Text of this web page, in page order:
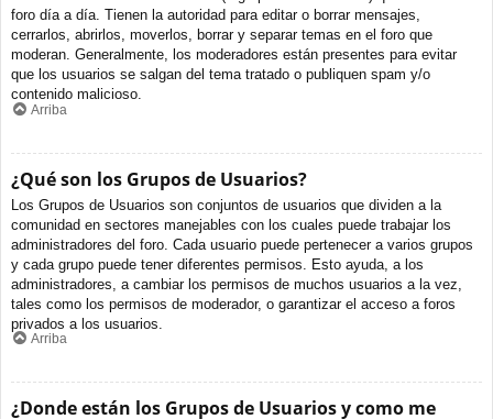
foro día a día. Tienen la autoridad para editar o borrar mensajes,
cerrarlos, abrirlos, moverlos, borrar y separar temas en el foro que
moderan. Generalmente, los moderadores están presentes para evitar
que los usuarios se salgan del tema tratado o publiquen spam y/o
contenido malicioso.
Arriba
¿Qué son los Grupos de Usuarios?
Los Grupos de Usuarios son conjuntos de usuarios que dividen a la
comunidad en sectores manejables con los cuales puede trabajar los
administradores del foro. Cada usuario puede pertenecer a varios grupos
y cada grupo puede tener diferentes permisos. Esto ayuda, a los
administradores, a cambiar los permisos de muchos usuarios a la vez,
tales como los permisos de moderador, o garantizar el acceso a foros
privados a los usuarios.
Arriba
¿Donde están los Grupos de Usuarios y como me